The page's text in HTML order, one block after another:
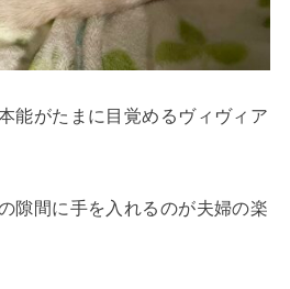
能がたまに目覚めるヴィヴィア
隙間に手を入れるのが夫婦の楽